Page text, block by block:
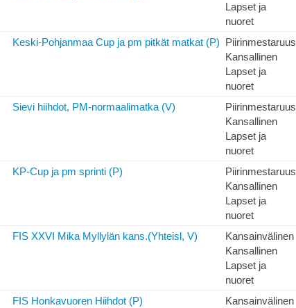
Lapset ja
nuoret
Keski-Pohjanmaa Cup ja pm pitkät matkat (P) Piirinmestaruus
Kansallinen
Lapset ja
nuoret
Sievi hiihdot, PM-normaalimatka (V)
Piirinmestaruus
Kansallinen
Lapset ja
nuoret
KP-Cup ja pm sprinti (P)
Piirinmestaruus
Kansallinen
Lapset ja
nuoret
FIS XXVI Mika Myllylän kans.(Yhteisl, V)
Kansainvälinen
Kansallinen
Lapset ja
nuoret
FIS Honkavuoren Hiihdot (P)
Kansainvälinen